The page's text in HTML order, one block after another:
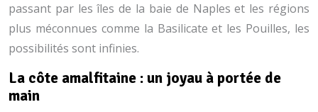
passant par les îles de la baie de Naples et les régions
plus méconnues comme la Basilicate et les Pouilles, les
possibilités sont infinies.
La côte amalfitaine : un joyau à portée de
main